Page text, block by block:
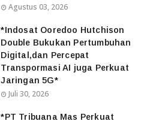
Agustus 03, 2026
*Indosat Ooredoo Hutchison
Double Bukukan Pertumbuhan
Digital,dan Percepat
Transpormasi AI juga Perkuat
Jaringan 5G*
Juli 30, 2026
*PT Tribuana Mas Perkuat